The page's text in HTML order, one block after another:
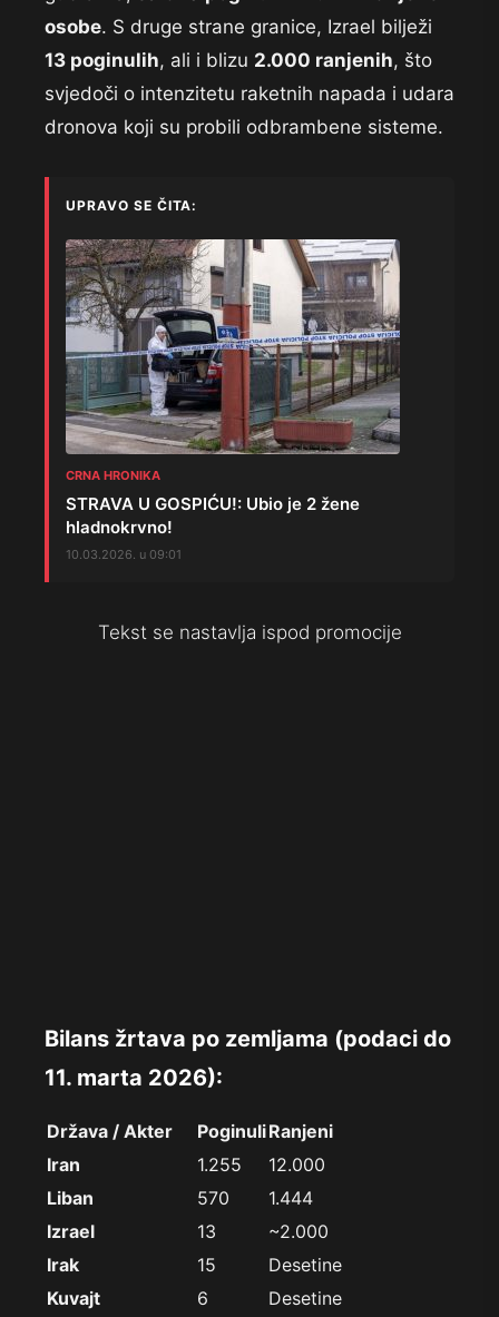
osobe. S druge strane granice, Izrael bilježi
13 poginulih, ali i blizu 2.000 ranjenih, što
svjedoči o intenzitetu raketnih napada i udara
dronova koji su probili odbrambene sisteme.
UPRAVO SE ČITA:
CRNA HRONIKA
STRAVA U GOSPIĆU!: Ubio je 2 žene
hladnokrvno!
10.03.2026. u 09:01
Tekst se nastavlja ispod promocije
Bilans žrtava po zemljama (podaci do
11. marta 2026):
Država / Akter PoginuliRanjeni
Iran
1.255
12.000
Liban
570
1.444
Izrael
13
~2.000
Irak
15
Desetine
Kuvajt
6
Desetine